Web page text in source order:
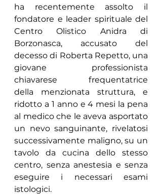
ha recentemente assolto il
fondatore e leader spirituale del
Centro Olistico Anidra di
Borzonasca, accusato del
decesso di Roberta Repetto, una
giovane professionista
chiavarese frequentatrice
della menzionata struttura, e
ridotto a 1 anno e 4 mesi la pena
al medico che le aveva asportato
un nevo sanguinante, rivelatosi
successivamente maligno, su un
tavolo da cucina dello stesso
centro, senza anestesia e senza
eseguire i necessari esami
istologici.